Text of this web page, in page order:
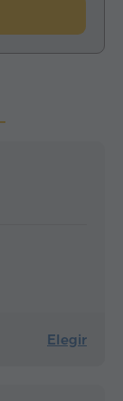
Elegir